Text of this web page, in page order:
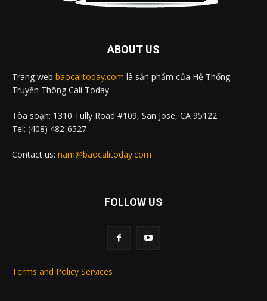
ABOUT US
Trang web baocalitoday.com là sản phẩm của Hệ Thống
Truyền Thông Cali Today
Tòa soạn: 1310 Tully Road #109, San Jose, CA 95122
Tel: (408) 482-6527
Contact us: nam@baocalitoday.com
FOLLOW US
Terms and Policy Services